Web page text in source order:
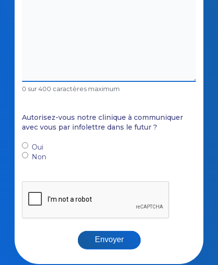
0 sur 400 caractères maximum
Autorisez-vous notre clinique à communiquer
avec vous par infolettre dans le futur ?
Oui
Non